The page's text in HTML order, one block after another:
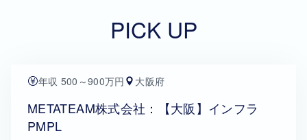
PICK UP
年収 500～900万円 大阪府
METATEAM株式会社：【大阪】インフラ
PMPL